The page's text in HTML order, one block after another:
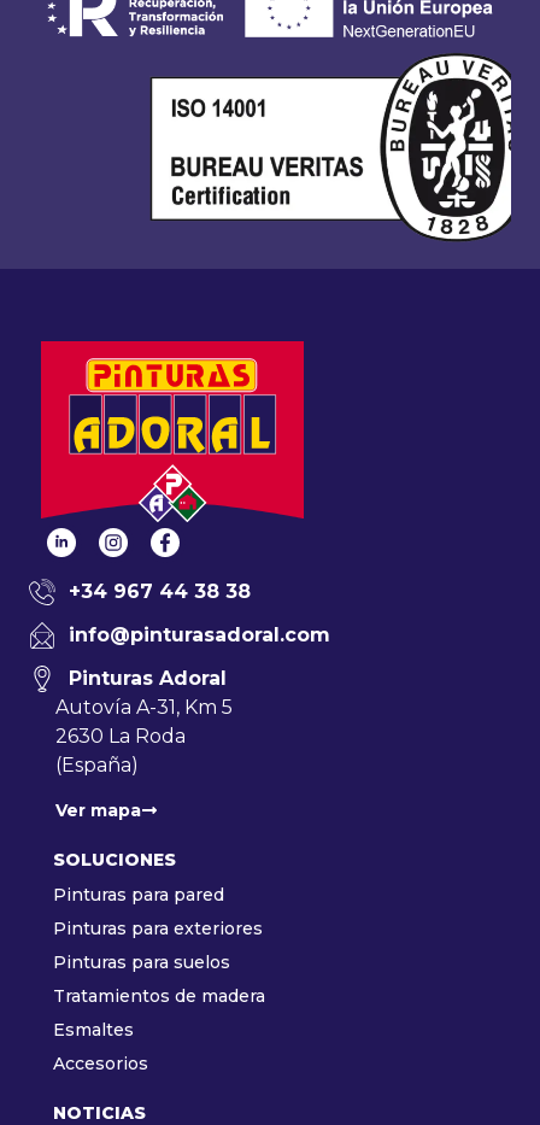
+34 967 44 38 38
info@pinturasadoral.com
Pinturas Adoral
Autovía A-31, Km 5
2630 La Roda
(España)
Ver mapa
SOLUCIONES
Pinturas para pared
Pinturas para exteriores
Pinturas para suelos
Tratamientos de madera
Esmaltes
Accesorios
NOTICIAS